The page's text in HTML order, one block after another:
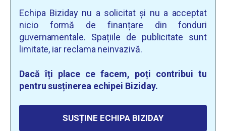
Echipa Biziday nu a solicitat și nu a acceptat
nicio formă de finanțare din fonduri
guvernamentale. Spațiile de publicitate sunt
limitate, iar reclama neinvazivă.
Dacă îți place ce facem, poți contribui tu
pentru susținerea echipei Biziday.
SUSȚINE ECHIPA BIZIDAY